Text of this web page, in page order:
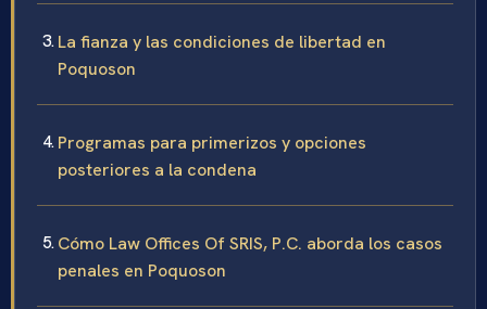
La fianza y las condiciones de libertad en
Poquoson
Programas para primerizos y opciones
posteriores a la condena
Cómo Law Offices Of SRIS, P.C. aborda los casos
penales en Poquoson